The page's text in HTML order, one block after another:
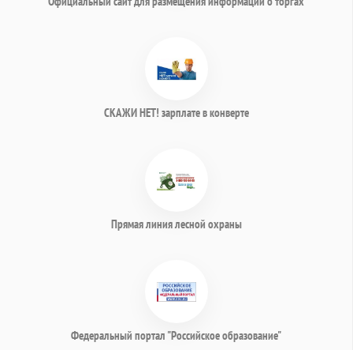
СКАЖИ НЕТ! зарплате в конверте
Прямая линия лесной охраны
Федеральный портал "Российское образование"